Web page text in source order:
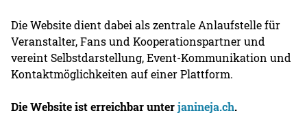
Die Website dient dabei als zentrale Anlaufstelle für
Veranstalter, Fans und Kooperationspartner und
vereint Selbstdarstellung, Event-Kommunikation und
Kontaktmöglichkeiten auf einer Plattform.
Die Website ist erreichbar unterjanineja.ch.